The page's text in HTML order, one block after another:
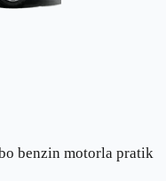
benzin motorla pratik